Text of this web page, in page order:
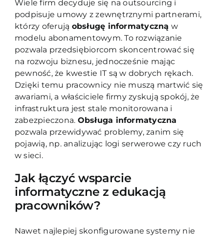
Wiele firm decyduje się na outsourcing i
podpisuje umowy z zewnętrznymi partnerami,
którzy oferują obsługę informatyczną w
modelu abonamentowym. To rozwiązanie
pozwala przedsiębiorcom skoncentrować się
na rozwoju biznesu, jednocześnie mając
pewność, że kwestie IT są w dobrych rękach.
Dzięki temu pracownicy nie muszą martwić się
awariami, a właściciele firmy zyskują spokój, że
infrastruktura jest stale monitorowana i
zabezpieczona. Obsługa informatyczna
pozwala przewidywać problemy, zanim się
pojawią, np. analizując logi serwerowe czy ruch
w sieci.
Jak łączyć wsparcie
informatyczne z edukacją
pracowników?
Nawet najlepiej skonfigurowane systemy nie